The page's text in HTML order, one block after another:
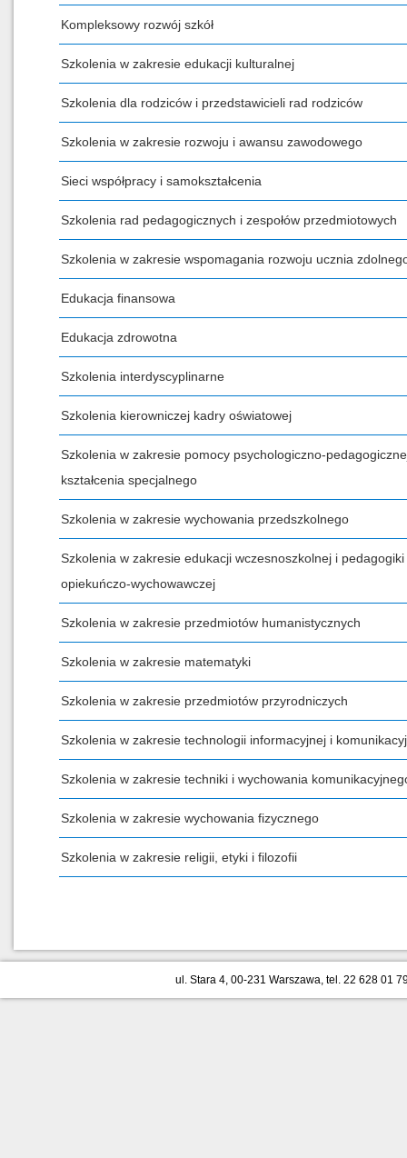
Kompleksowy rozwój szkół
Szkolenia w zakresie edukacji kulturalnej
Szkolenia dla rodziców i przedstawicieli rad rodziców
Szkolenia w zakresie rozwoju i awansu zawodowego
Sieci współpracy i samokształcenia
Szkolenia rad pedagogicznych i zespołów przedmiotowych
Szkolenia w zakresie wspomagania rozwoju ucznia
Edukacja finansowa
Edukacja zdrowotna
Szkolenia interdyscyplinarne
Szkolenia kierowniczej kadry oświatowej
Szkolenia w zakresie pomocy psychologiczno-
kształcenia specjalnego
Szkolenia w zakresie wychowania przedszkolnego
Szkolenia w zakresie edukacji wczesnoszkolnej i pedagogiki
opiekuńczo-wychowawczej
Szkolenia w zakresie przedmiotów humanistycznych
Szkolenia w zakresie matematyki
Szkolenia w zakresie przedmiotów przyrodniczych
Szkolenia w zakresie technologii informacyjnej i
Szkolenia w zakresie techniki i wychowania
Szkolenia w zakresie wychowania fizycznego
Szkolenia w zakresie religii, etyki i filozofii
ul. Stara 4, 00-231 Warszawa, tel. 22 628 01